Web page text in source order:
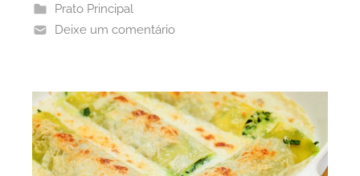
Prato Principal
Deixe um comentário